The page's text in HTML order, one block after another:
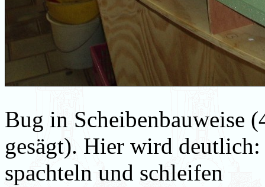
Bug in Scheibenbauweise
gesägt). Hier wird
spachteln und schleifen